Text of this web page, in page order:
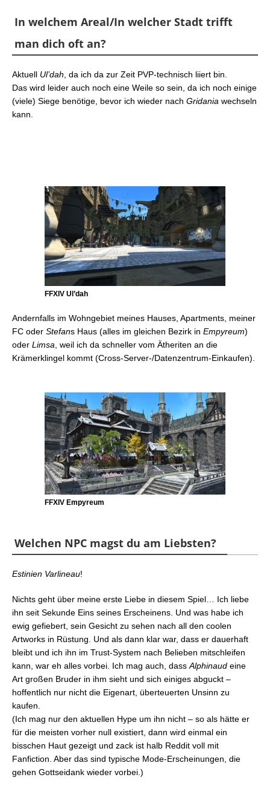
In welchem Areal/In welcher Stadt trifft
man dich oft an?
Aktuell Ul’dah, da ich da zur Zeit PVP-technisch liiert bin.
Das wird leider auch noch eine Weile so sein, da ich noch einige
(viele) Siege benötige, bevor ich wieder nach Gridania wechseln
kann.
FFXIV Ul’dah
Andernfalls im Wohngebiet meines Hauses, Apartments, meiner
FC oder Stefans Haus (alles im gleichen Bezirk in Empyreum)
oder Limsa, weil ich da schneller vom Ätheriten an die
Krämerklingel kommt (Cross-Server-/Datenzentrum-Einkaufen).
FFXIV Empyreum
Welchen NPC magst du am Liebsten?
Estinien Varlineau!
Nichts geht über meine erste Liebe in diesem Spiel… Ich liebe
ihn seit Sekunde Eins seines Erscheinens. Und was habe ich
ewig gefiebert, sein Gesicht zu sehen nach all den coolen
Artworks in Rüstung. Und als dann klar war, dass er dauerhaft
bleibt und ich ihn im Trust-System nach Belieben mitschleifen
kann, war eh alles vorbei. Ich mag auch, dassAlphinaud eine
Art großen Bruder in ihm sieht und sich einiges abguckt –
hoffentlich nur nicht die Eigenart, überteuerten Unsinn zu
kaufen.
(Ich mag nur den aktuellen Hype um ihn nicht – so als hätte er
für die meisten vorher null existiert, dann wird einmal ein
bisschen Haut gezeigt und zack ist halb Reddit voll mit
Fanfiction. Aber das sind typische Mode-Erscheinungen, die
gehen Gottseidank wieder vorbei.)